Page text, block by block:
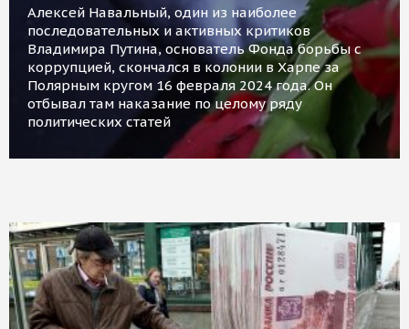
Алексей Навальный, один из наиболее
последовательных и активных критиков
Владимира Путина, основатель Фонда борьбы с
коррупцией, скончался в колонии в Харпе за
Полярным кругом 16 февраля 2024 года. Он
отбывал там наказание по целому ряду
политических статей